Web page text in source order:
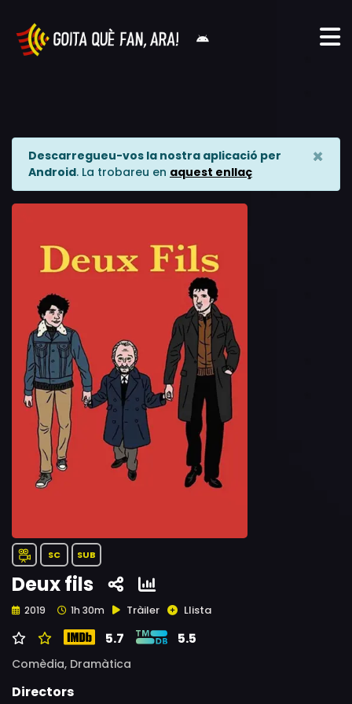
Descarregueu-vos la nostra aplicació per
Android. La trobareu en aquest enllaç
×
SC SUB
Deux fils
2019 1h 30m Tràiler Llista
5.7 5.5
Comèdia, Dramàtica
Directors